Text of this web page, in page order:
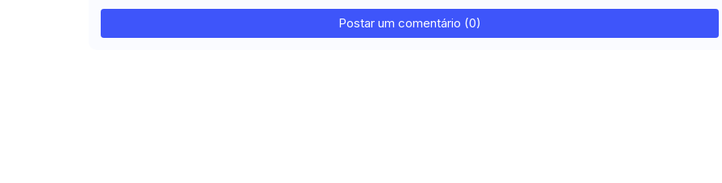
Postar um comentário (0)